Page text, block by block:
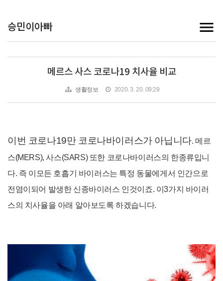
승민이아빠
메르스 사스 코로나19 치사율 비교
생활정보 2020. 3. 20. 09:29
이번 코로나19만 코로나바이러스가 아닙니다. 메르
스(MERS), 사스(SARS) 또한 코로나바이러스의 한종류입니
다. 즉 이모든 호흡기 바이러스는 특정 동물에게서 인간으로
전염이되어 발생한 신종바이러스 인것이죠. 이3가지 바이러
스의 치사율을 아래 알아보도록 하겠습니다.